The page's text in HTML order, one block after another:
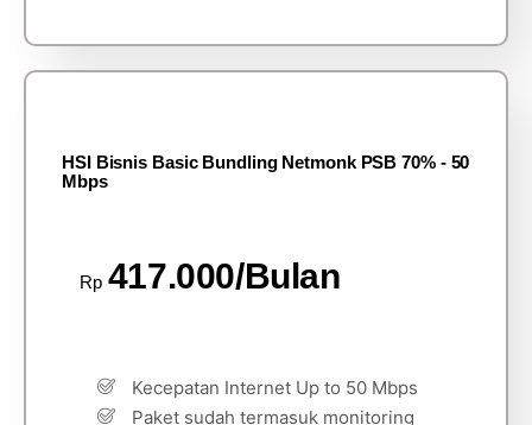
HSI Bisnis Basic Bundling Netmonk PSB 70% - 50
Mbps
Rp 417.000/Bulan
Kecepatan Internet Up to 50 Mbps
Paket sudah termasuk monitoring